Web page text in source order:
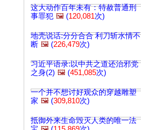
这大动作百年未有：特赦普通刑
事罪犯 🖼️ (120,081次)
地壳说话:分分合合 利刀斩水情不
断 🖼️ (226,479次)
习近平语录:以中共之道还治邪党
之身(2) 🖼️ (451,085次)
一个并不想讨好观众的穿越雕塑
家 🖼️ (309,810次)
抵御外来生命毁灭人类的唯一法